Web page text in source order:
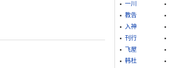
一川
教告
入神
刊行
飞屋
韩杜